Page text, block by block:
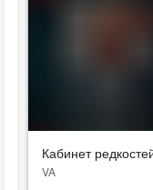
Кабинет
VA